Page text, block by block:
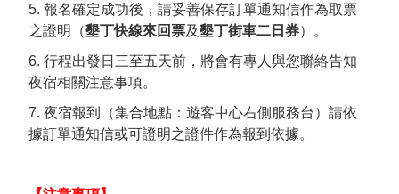
5. 報名確定成功後，請妥善保存訂單通知信作為取票
之證明（墾丁快線來回票及墾丁街車二日券）。
6. 行程出發日三至五天前，將會有專人與您聯絡告知
夜宿相關注意事項。
7. 夜宿報到（集合地點：遊客中心右側服務台）請依
據訂單通知信或可證明之證件作為報到依據。